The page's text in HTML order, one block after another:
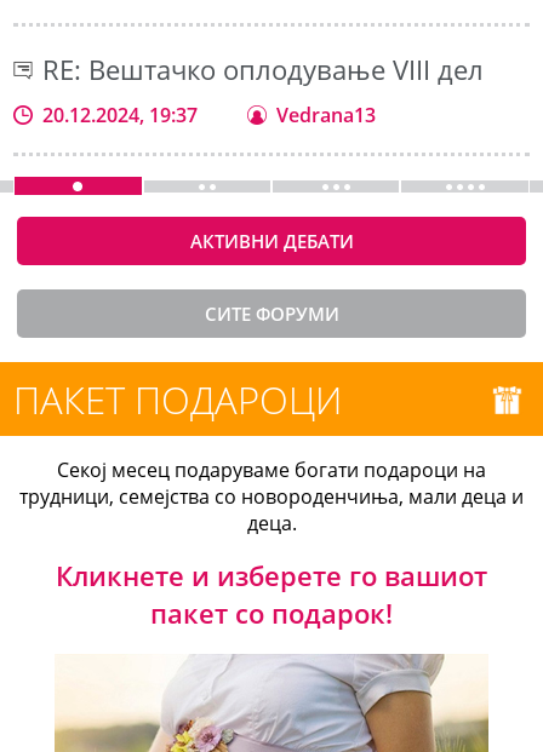
RE: Вештачко оплодување VIII дел
20.12.2024, 19:37 Vedrana13
АКТИВНИ ДЕБАТИ
СИТЕ ФОРУМИ
ПАКЕТ ПОДАРОЦИ
Секој месец подаруваме богати подароци на
трудници, семејства со новороденчиња, мали деца и
деца.
Кликнете и изберете го вашиот
пакет со подарок!